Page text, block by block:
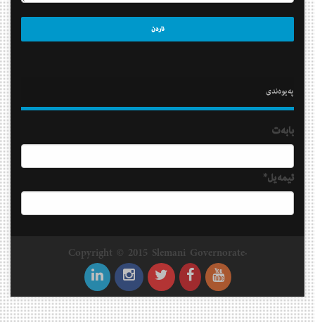
په‌یوه‌ندی
بابه‌ت
ئیمه‌یل*
Copyright © 2015 Slemani Governorate.